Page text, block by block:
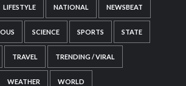
LIFESTYLE NATIONAL NEWSBEAT
SCIENCE SPORTS STATE
TRAVEL TRENDING / VIRAL
WEATHER WORLD